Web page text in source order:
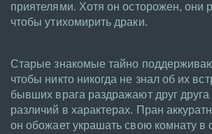
приятелями. Хотя он осторожен, они
чтобы утихомирить драки.
Старые знакомые тайно
чтобы никто никогда не знал об их
бывших врага раздражают друг
различий в характерах. Пран
он обожает украшать свою комнату в